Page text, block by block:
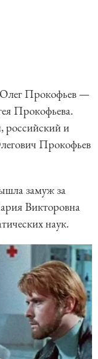
Прокофьев —
Прокофьева.
российский и
Прокофьев
замуж за
Викторовна
наук.